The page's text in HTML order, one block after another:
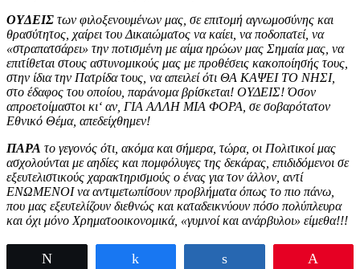
OYΔEIΣ των φιλοξενουμένων μας, σε επιτομή αγνωμοσύνης και
θρασύτητος, χαίρει του Δικαιώματος να καίει, να ποδοπατεί, να
«στραπατσάρει» την ποτισμένη με αίμα ηρώων μας Σημαία μας, να
επιτίθεται στους αστυνομικούς μας με προθέσεις κακοποίησής τους,
στην ίδια την Πατρίδα τους, να απειλεί ότι ΘΑ ΚΑΨΕΙ ΤO ΝΗΣΙ,
στο έδαφος του οποίου, παράνομα βρίσκεται! OΥΔΕΙΣ! Όσον
απροετοίμαστοι κι‘ αν, ΓΙΑ ΑΛΛΗ ΜΙΑ ΦOΡΑ, σε σοβαρότατον
Εθνικό Θέμα, απεδείχθημεν!
ΠAPA το γεγονός ότι, ακόμα και σήμερα, τώρα, οι Πολιτικοί μας
ασχολούνται με αηδίες και πομφόλυγες της δεκάρας, επιδιδόμενοι σε
εξευτελιστικούς χαρακτηρισμούς ο ένας για τον άλλον, αντί
ΕΝΩΜΕΝOΙ να αντιμετωπίσουν προβλήματα όπως το πιο πάνω,
που μας εξευτελίζουν διεθνώς και καταδεικνύουν πόσο πολύπλευρα
και όχι μόνο Χρηματοοικονομικά, «γυμνοί και ανάρβυλοι» είμεθα!!!